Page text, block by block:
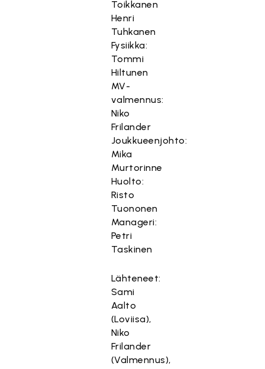
Toikkanen
Henri
Tuhkanen
Fysiikka:
Tommi
Hiltunen
MV-
valmennus:
Niko
Frilander
Joukkueenjohto:
Mika
Murtorinne
Huolto:
Risto
Tuononen
Manageri:
Petri
Taskinen
Lähteneet:
Sami
Aalto
(Loviisa),
Niko
Frilander
(Valmennus),